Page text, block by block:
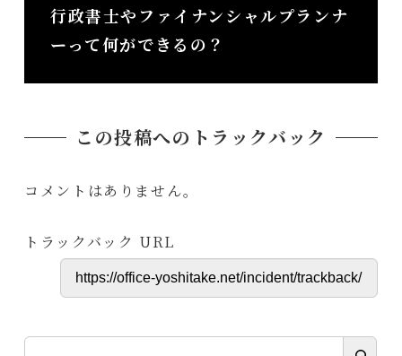
行政書士やファイナンシャルプランナ
ーって何ができるの？
この投稿へのトラックバック
コメントはありません。
トラックバック URL
検